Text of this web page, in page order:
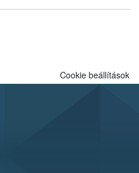
Cookie beállítások